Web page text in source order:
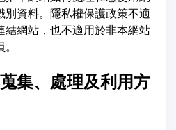
別資料。隱私權保護政策不適
結網站，也不適用於非本網站
集、處理及利用方